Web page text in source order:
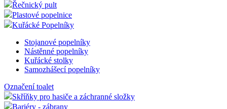
Řečnický pult
Plastové popelnice
Kuřácké Popelníky
Stojanové popelníky
Nástěnné popelníky
Kuřácké stolky
Samozhášecí popelníky
Označení toalet
Skříňky pro hasiče a záchranné složky
Bariéry - zábrany